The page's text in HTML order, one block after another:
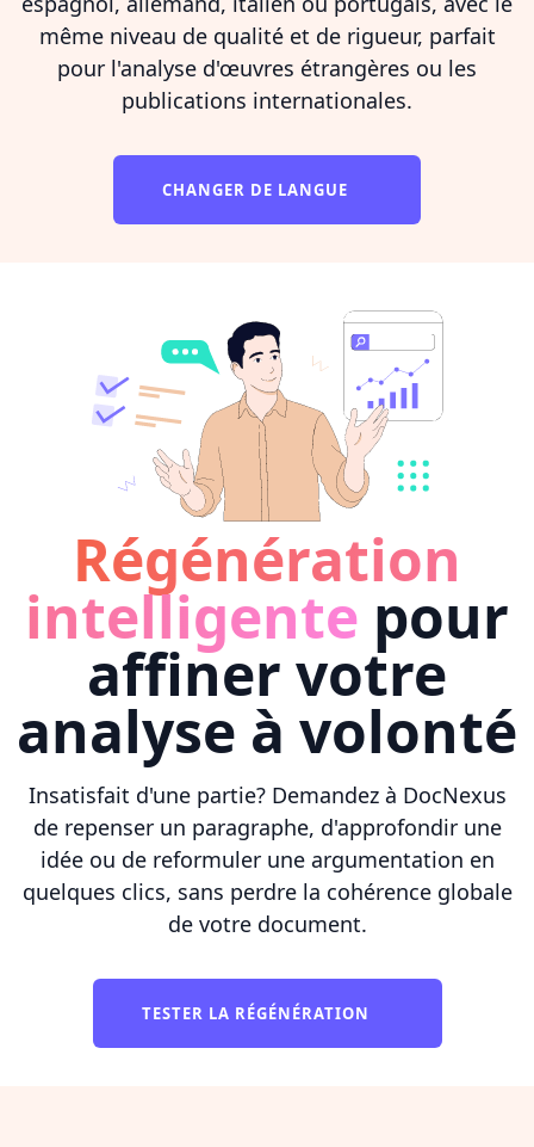
même niveau de qualité et de rigueur, parfait
pour l'analyse d'œuvres étrangères ou les
publications internationales.
CHANGER DE LANGUE
Régénération
intelligente pour
affiner votre
analyse à volonté
Insatisfait d'une partie? Demandez à DocNexus
de repenser un paragraphe, d'approfondir une
idée ou de reformuler une argumentation en
quelques clics, sans perdre la cohérence globale
de votre document.
TESTER LA RÉGÉNÉRATION